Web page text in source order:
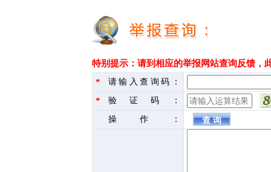
特别提示：请到相应的举报网站查询反馈，
*
请输入查询码：
* 验证码：
操作：